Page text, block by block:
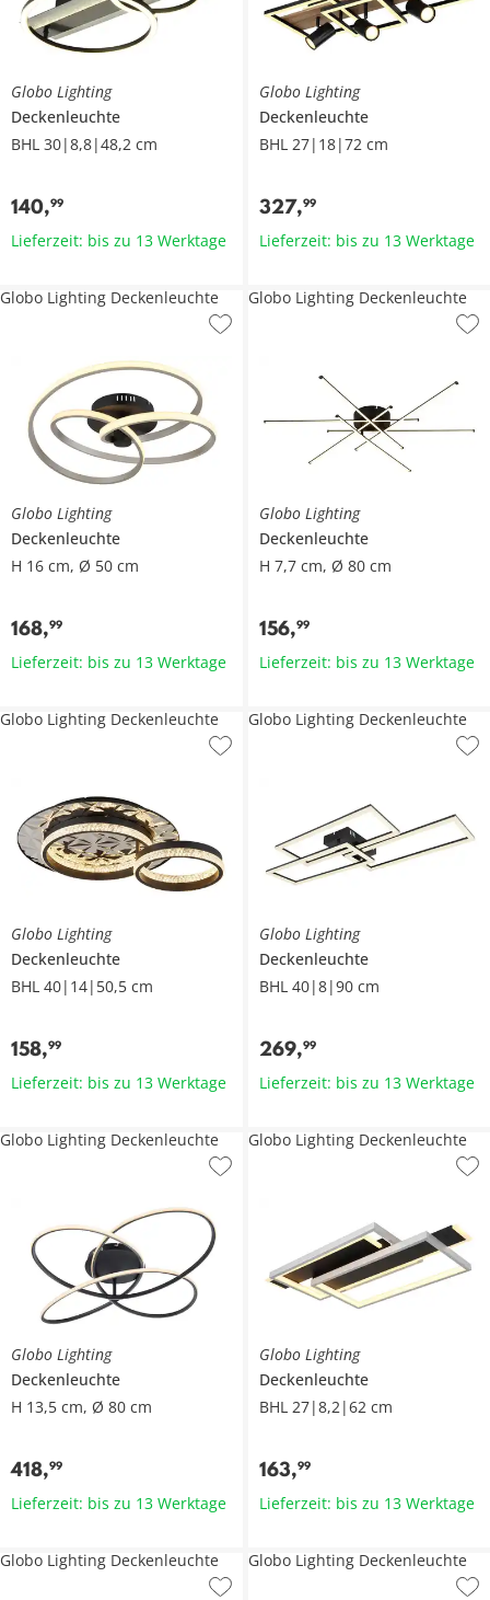
Globo Lighting
Deckenleuchte
BHL 30|8,8|48,2 cm
140,99
Lieferzeit: bis zu 13 Werktage
Globo Lighting
Deckenleuchte
BHL 27|18|72 cm
327,99
Lieferzeit: bis zu 13 Werktage
Globo Lighting
Deckenleuchte
H 16 cm, Ø 50 cm
168,99
Globo Lighting Deckenleuchte
Lieferzeit: bis zu 13 Werktage
Globo Lighting
Deckenleuchte
H 7,7 cm, Ø 80 cm
156,99
Globo Lighting Deckenleuchte
Lieferzeit: bis zu 13 Werktage
Globo Lighting
Deckenleuchte
BHL 40|14|50,5 cm
158,99
Globo Lighting Deckenleuchte
Lieferzeit: bis zu 13 Werktage
Globo Lighting
Deckenleuchte
BHL 40|8|90 cm
269,99
Globo Lighting Deckenleuchte
Lieferzeit: bis zu 13 Werktage
Globo Lighting
Deckenleuchte
H 13,5 cm, Ø 80 cm
418,99
Globo Lighting Deckenleuchte
Lieferzeit: bis zu 13 Werktage
Globo Lighting
Deckenleuchte
BHL 27|8,2|62 cm
163,99
Globo Lighting Deckenleuchte
Lieferzeit: bis zu 13 Werktage
Globo Lighting Deckenleuchte Globo Lighting Deckenleuchte